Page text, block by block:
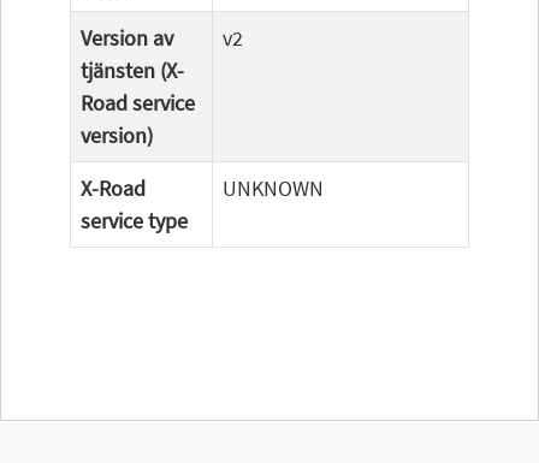
Version av
tjänsten (X-
Road service
version)
v2
X-Road
service type
UNKNOWN